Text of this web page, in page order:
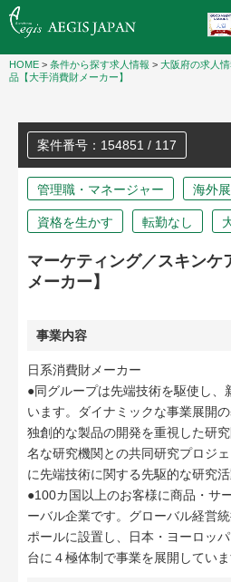
HOME > 条件から探す求人情報 > 大阪府の求人情
品【大手消費財メーカー】
案件番号：154851 / 117
管理職・マネージャー 海外
資格を生かす 転勤なし
マーケティング／スキンケ
メーカー】
事業内容
日系消費財メーカー
●同グループは先端技術を駆使し、
います。ダイナミックな事業展開
独創的な製品の開発を重視した研
名な研究機関との共同研究プロジ
に先端技術に関する先駆的な研究
●100カ国以上のお客様に商品・サ
ーバル企業です。グローバル経営
ポールに設置し、日本・ヨーロッ
台に４極体制で事業を展開していま